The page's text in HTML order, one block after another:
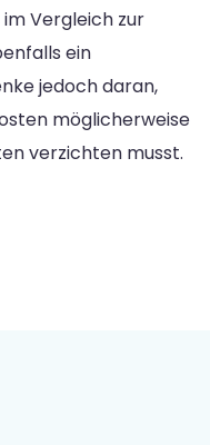
Vergleich zur
ein
jedoch daran,
möglicherweise
verzichten musst.